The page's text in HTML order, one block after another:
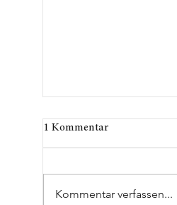
1 Kommentar
Kommentar verfassen...